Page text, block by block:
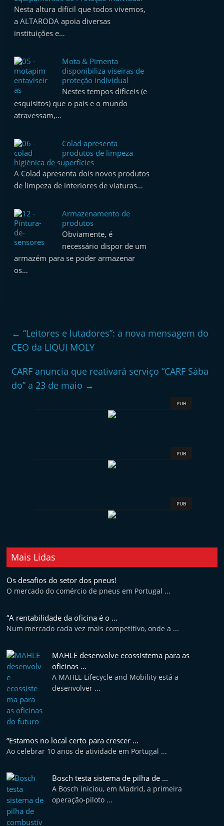
Nesta altura difícil que todos vivemos,
a ALTARODA apoia diversas
instituições e…
Mota & Pimenta
disponibiliza viseiras de
proteção individual
Nestes tempos difíceis (e
esquisitos) que o país e o mundo
atravessam,…
Colad apresenta
produtos de limpeza
higiénica de superfícies
A Colad apresenta dois novos produtos
de limpeza de interiores de viaturas…
Armazenamento de
produtos
Obviamente, é
necessário dispor de um
armazém para se poder armazenar
os…
← “Leitores e lutadores”: a nova mensagem do
CEO da LIQUI MOLY
CARF anuncia que reativará serviço “CARF Sába
do” a 23 de maio →
PUB
PUB
PUB
Mais Lidas
Os desafios do setor dos pneus!
O mercado do comércio de pneus em Portugal ...
“A rentabilidade da oficina é o ...
Num mercado cada vez mais competitivo, onde a ...
MAHLE desenvolve ecossistema para as
oficinas ...
A MAHLE Lifecycle and Mobility está a
desenvolver ...
“Estamos no local certo para crescer ...
Ao celebrar 10 anos de atividade em Portugal ...
Bosch testa sistema de pilha de ...
A Bosch iniciou, em Madrid, a primeira
operação-piloto ...